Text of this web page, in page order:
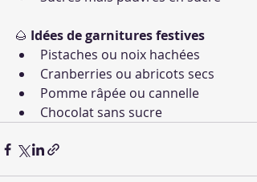
🌰 Idées de garnitures festives
Pistaches ou noix hachées
Cranberries ou abricots secs
Pomme râpée ou cannelle
Chocolat sans sucre